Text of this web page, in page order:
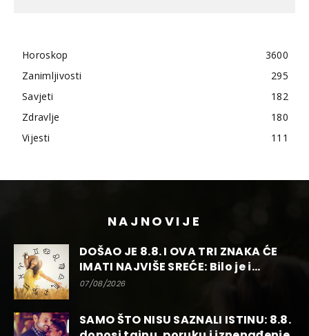
Horoskop
3600
Zanimljivosti
295
Savjeti
182
Zdravlje
180
Vijesti
111
NAJNOVIJE
DOŠAO JE 8.8. I OVA TRI ZNAKA ĆE
IMATI NAJVIŠE SREĆE: Bilo je i...
07/08/2026
SAMO ŠTO NISU SAZNALI ISTINU: 8.8.